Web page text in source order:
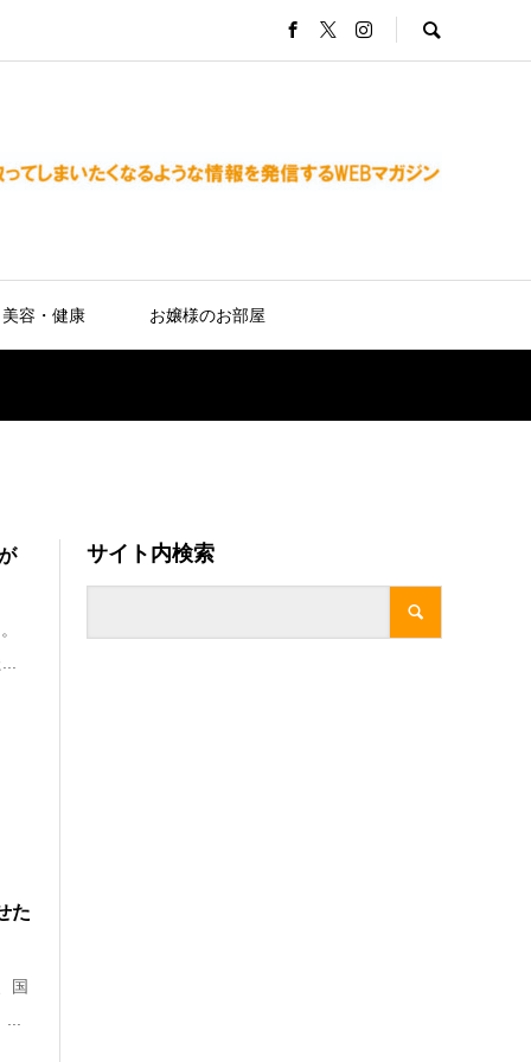
美容・健康 お嬢様のお部屋
た
国
サイト内検索